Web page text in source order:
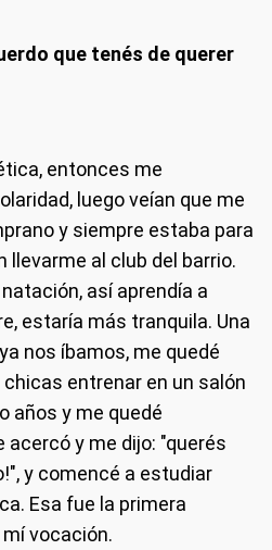
que tenés de querer
entonces me
luego veían que me
y siempre estaba para
llevarme al club del barrio.
así aprendía a
estaría más tranquila. Una
nos íbamos, me quedé
entrenar en un salón
años y me quedé
y me dijo: "querés
y comencé a estudiar
Esa fue la primera
vocación.